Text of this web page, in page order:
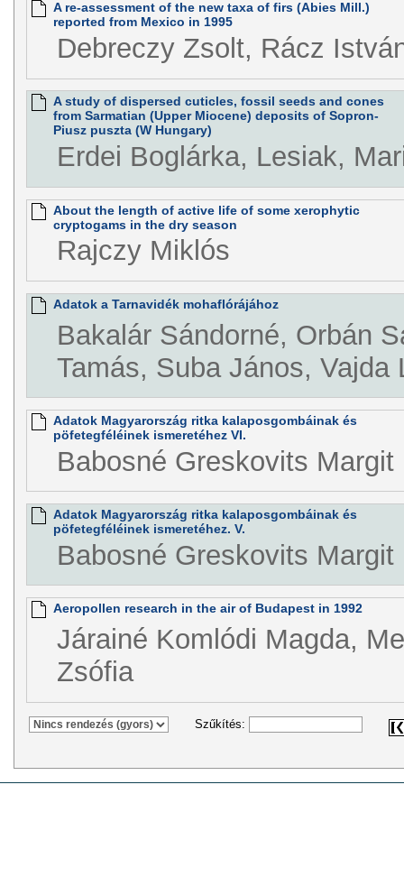
A re-assessment of the new taxa of firs (Abies Mill.)
reported from Mexico in 1995
Debreczy Zsolt, Rácz
A study of dispersed cuticles, fossil seeds and cones
from Sarmatian (Upper Miocene) deposits of Sopron-
Piusz puszta (W Hungary)
Erdei Boglárka, Lesiak,
About the length of active life of some xerophytic
cryptogams in the dry season
Rajczy Miklós
Adatok a Tarnavidék mohaflórájához
Bakalár Sándorné, Orbán
Tamás, Suba János, Vajda
Adatok Magyarország ritka kalaposgombáinak és
pöfetegféléinek ismeretéhez VI.
Babosné Greskovits Margit
Adatok Magyarország ritka kalaposgombáinak és
pöfetegféléinek ismeretéhez. V.
Babosné Greskovits Margit
Aeropollen research in the air of Budapest in 1992
Járainé Komlódi Magda,
Zsófia
Szűkítés: